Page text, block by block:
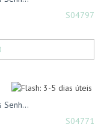
S04797
Senh...
S04771